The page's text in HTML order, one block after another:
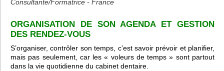
Consultante/Formatrice - France
ORGANISATION DE SON AGENDA ET GESTION
DES RENDEZ-VOUS
S’organiser, contrôler son temps, c’est savoir prévoir et planifier,
mais pas seulement, car les « voleurs de temps » sont partout
dans la vie quotidienne du cabinet dentaire.